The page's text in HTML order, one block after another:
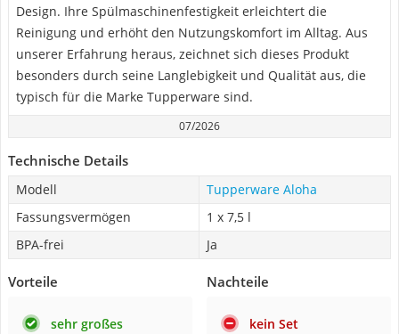
Design. Ihre Spülmaschinenfestigkeit erleichtert die
Reinigung und erhöht den Nutzungskomfort im Alltag. Aus
unserer Erfahrung heraus, zeichnet sich dieses Produkt
besonders durch seine Langlebigkeit und Qualität aus, die
typisch für die Marke Tupperware sind.
07/2026
Technische Details
Modell
Tupperware Aloha
Fassungsvermögen
1 x 7,5 l
BPA-frei
Ja
Vorteile
sehr großes
Nachteile
kein Set